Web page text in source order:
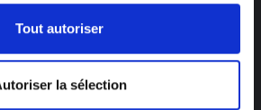
Tout autoriser
la sélection
de 14h à 17h